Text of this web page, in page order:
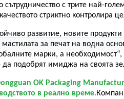
сътрудничество с трите най-
стриктно контролира
развитие, новите
мастилата за печат на водна
марки, а
подобрят имиджа на своята
OK Packaging
в реално време.